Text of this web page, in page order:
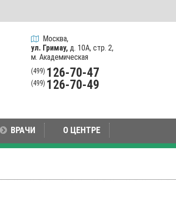
Москва,
ул. Гримау, д. 10А, стр. 2,
м. Академическая
(499) 126-70-47
(499) 126-70-49
ВРАЧИ О ЦЕНТРЕ